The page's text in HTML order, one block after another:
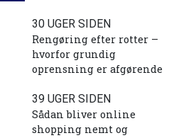
30 UGER SIDEN
Rengøring efter rotter –
hvorfor grundig
oprensning er afgørende
39 UGER SIDEN
Sådan bliver online
shopping nemt og